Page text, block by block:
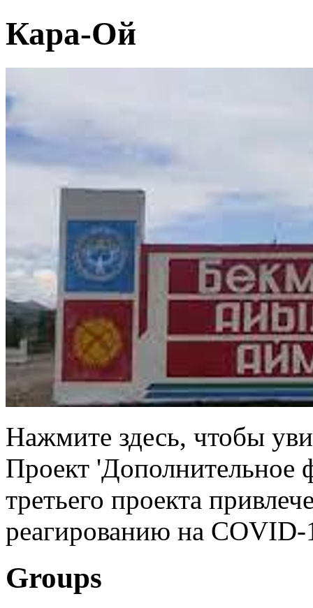
Кара-Ой
Нажмите здесь, чтобы
Проект 'Дополнительное
третьего проекта
реагированию на COVID-
Groups